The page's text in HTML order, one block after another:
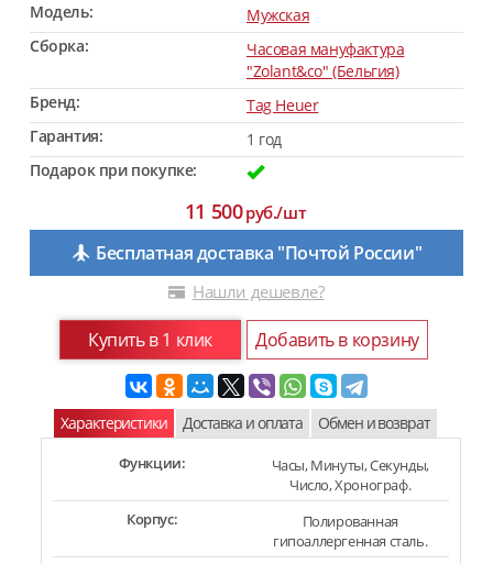
Модель:
Мужская
Сборка:
Часовая мануфактура
"Zolant&co" (Бельгия)
Бренд:
Tag Heuer
Гарантия:
1 год
Подарок при покупке:
11 500руб./шт
Бесплатная доставка "Почтой России"
Нашли дешевле?
Купить в 1 клик Добавить в корзину
Характеристики Доставка и оплата Обмен и возврат
Функции:
Часы, Минуты, Секунды,
Число, Хронограф.
Корпус:
Полированная
гипоаллергенная сталь.